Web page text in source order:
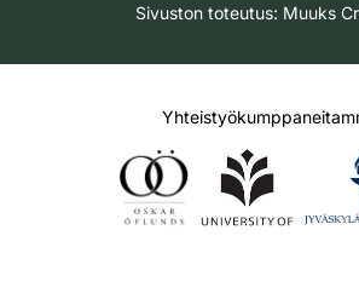
Sivuston toteutus: Muuks